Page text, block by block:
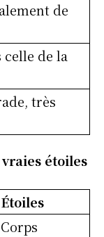
de
celle de la
très
étoiles
Étoiles
Corps